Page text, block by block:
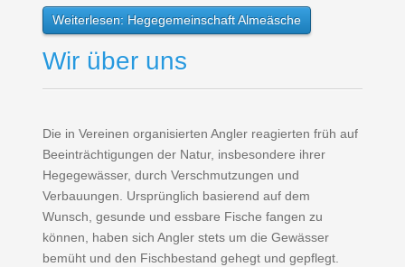
Weiterlesen: Hegegemeinschaft Almeäsche
Wir über uns
Die in Vereinen organisierten Angler reagierten früh auf
Beeinträchtigungen der Natur, insbesondere ihrer
Hegegewässer, durch Verschmutzungen und
Verbauungen. Ursprünglich basierend auf dem
Wunsch, gesunde und essbare Fische fangen zu
können, haben sich Angler stets um die Gewässer
bemüht und den Fischbestand gehegt und gepflegt.